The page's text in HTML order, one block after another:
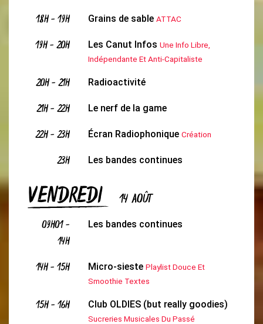
18H-19H Grains de sable ATTAC
19H-20H Les Canut Infos Une Info Libre,
Indépendante Et Anti-Capitaliste
20H-21H Radioactivité
21H-22H Le nerf de la game
22H-23H Écran Radiophonique Création
23H Les bandes continues
VENDREDI 14 AOÛT
09H01-
14H
Les bandes continues
14H-15H Micro-sieste Playlist Douce Et
Smoothie Textes
15H-16H Club OLDIES (but really goodies)
Sucreries Musicales Du Passé